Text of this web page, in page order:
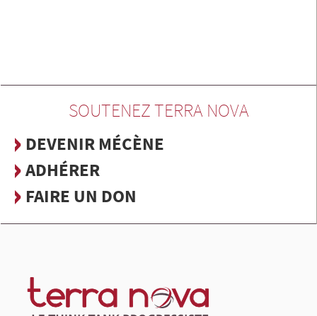
SOUTENEZ TERRA NOVA
DEVENIR MÉCÈNE
ADHÉRER
FAIRE UN DON